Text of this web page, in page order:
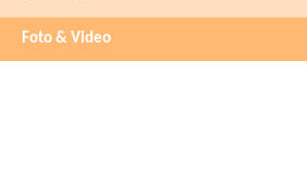
Foto & Video